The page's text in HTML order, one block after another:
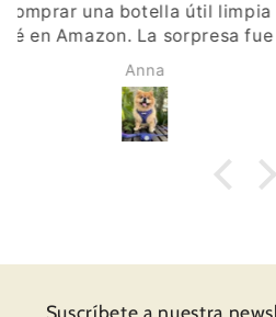
pequeño o mediano va
diseño son vivos y de
interior es también muy
proceso de compra y
Suscríbete a nuestra